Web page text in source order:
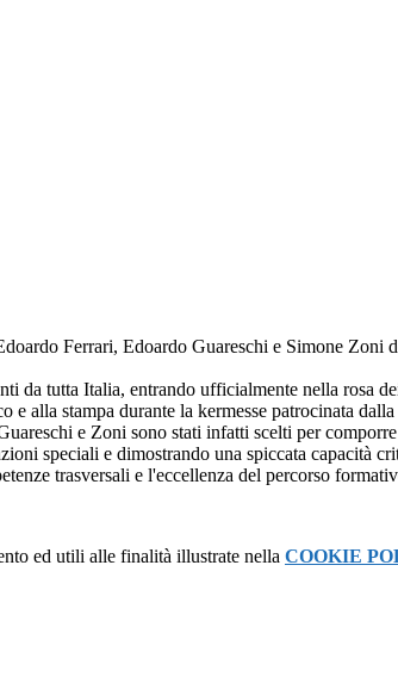
Ferrari, Edoardo Guareschi e Simone Zoni
tutta Italia, entrando ufficialmente nella rosa
stampa durante la kermesse patrocinata
e Zoni sono stati infatti scelti per
speciali e dimostrando una spiccata capacità
trasversali e l'eccellenza del percorso
ed utili alle finalità illustrate nella COOKIE